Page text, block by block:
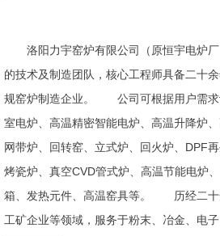
洛阳力宇窑炉有限公司（原恒宇电炉厂
的技术及制造团队，核心工程师具备二十
规窑炉制造企业。 公司可根据用户需求
室电炉、高温精密智能电炉、高温升降炉
网带炉、回转窑、立式炉、回火炉、DPF
烤瓷炉、真空CVD管式炉、高温节能电炉
箱、发热元件、高温窑具等。 历经二十
工矿企业等领域，服务于粉末、冶金、电